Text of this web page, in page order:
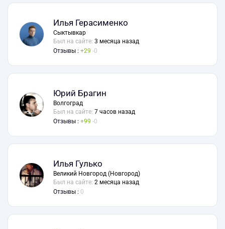
Илья Герасименко
Сыктывкар
Был на сайте: 3 месяца назад
Отзывы :
29 0
Юрий Брагин
Волгоград
Был на сайте: 7 часов назад
Отзывы :
99 0
Илья Гулько
Великий Новгород (Новгород)
Был на сайте: 2 месяца назад
Отзывы : 0